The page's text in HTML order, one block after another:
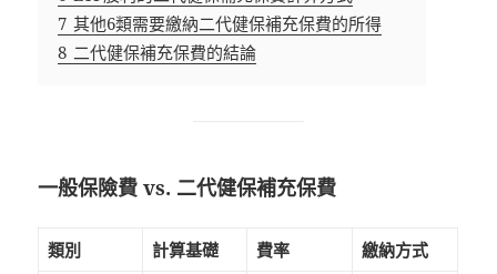
7 其他6類需要繳納二代健保補充保費的所得
8 二代健保補充保費的結論
一般保險費 vs. 二代健保補充保費
類別 計算基礎 費率
繳納方式